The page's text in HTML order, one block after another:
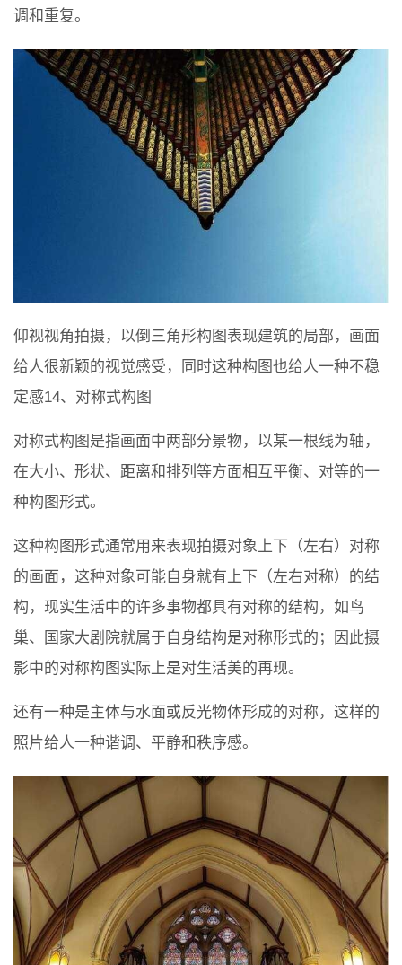
调和重复。
仰视视角拍摄，以倒三角形构图表现建筑的局部，画面
给人很新颖的视觉感受，同时这种构图也给人一种不稳
定感14、对称式构图
对称式构图是指画面中两部分景物，以某一根线为轴，
在大小、形状、距离和排列等方面相互平衡、对等的一
种构图形式。
这种构图形式通常用来表现拍摄对象上下（左右）对称
的画面，这种对象可能自身就有上下（左右对称）的结
构，现实生活中的许多事物都具有对称的结构，如鸟
巢、国家大剧院就属于自身结构是对称形式的；因此摄
影中的对称构图实际上是对生活美的再现。
还有一种是主体与水面或反光物体形成的对称，这样的
照片给人一种谐调、平静和秩序感。